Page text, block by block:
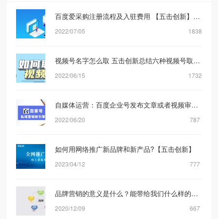
百度爱采购注册流程及入驻费用 【五击创新】网络营销公司
2022/07/05 1838
视频号名字怎么取 五击创新总结六种视频号取名方式
2022/06/15 1732
自媒体运营：百度企业号发布文章或者视频审核规则机制是什么？【五击创新】
2022/06/20 787
如何用网络推广新品牌和新产品?【五击创新】
2023/04/12 777
品牌营销的意义是什么？能带给我们什么样的转化？
2020/12/09 667